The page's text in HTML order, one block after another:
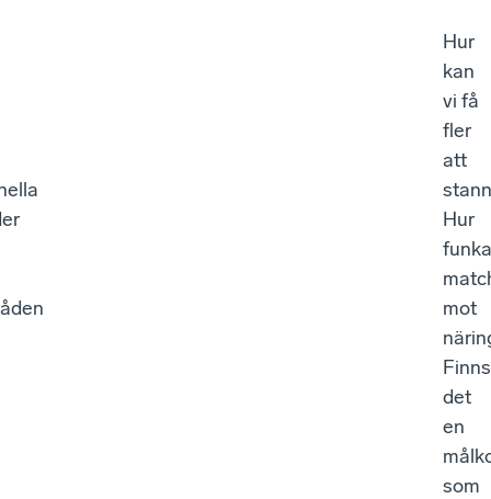
Hur
kan
vi få
fler
att
Hur
mot
Finns
det
en
som